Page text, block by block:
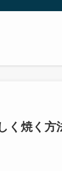
焼く方